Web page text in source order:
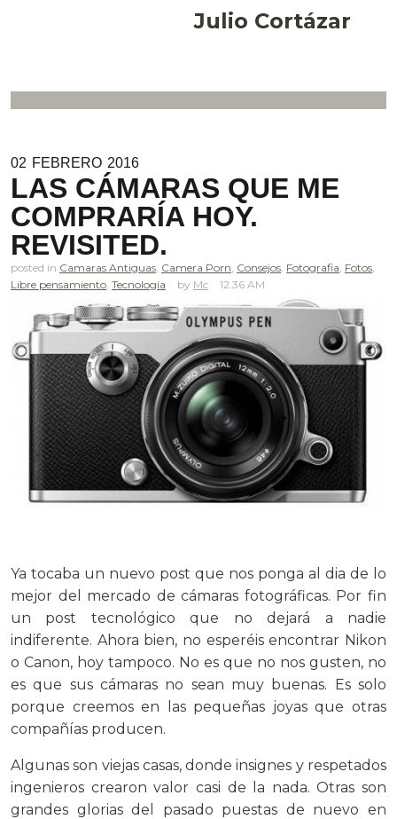
Julio Cortázar
02 FEBRERO 2016
LAS CÁMARAS QUE ME
COMPRARÍA HOY.
REVISITED.
posted in Camaras Antiguas Camera Porn Consejos Fotografia Fotos
Libre pensamiento Tecnología Mc 12.36 AM
Ya tocaba un nuevo post que nos ponga al dia de lo
mejor del mercado de cámaras fotográficas. Por fin
un post tecnológico que no dejará a nadie
indiferente. Ahora bien, no esperéis encontrar Nikon
o Canon, hoy tampoco. No es que no nos gusten, no
es que sus cámaras no sean muy buenas. Es solo
porque creemos en las pequeñas joyas que otras
compañías producen.
Algunas son viejas casas, donde insignes y respetados
ingenieros crearon valor casi de la nada. Otras son
grandes glorias del pasado puestas de nuevo en